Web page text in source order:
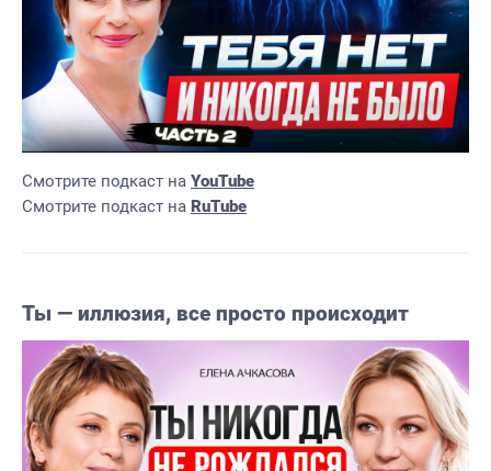
Смотрите подкаст на YouTube
Смотрите подкаст на RuTube
Ты — иллюзия, все просто происходит